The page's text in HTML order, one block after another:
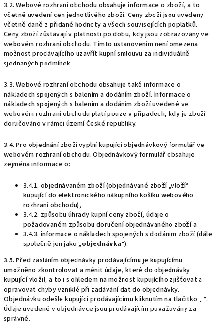
3.2. Webové rozhraní obchodu obsahuje informace o zboží, a to
včetně uvedení cen jednotlivého zboží. Ceny zboží jsou uvedeny
včetně daně z přidané hodnoty a všech souvisejících poplatků.
Ceny zboží zůstávají v platnosti po dobu, kdy jsou zobrazovány ve
webovém rozhraní obchodu. Tímto ustanovením není omezena
možnost prodávajícího uzavřít kupní smlouvu za individuálně
sjednaných podmínek.
3.3. Webové rozhraní obchodu obsahuje také informace o
nákladech spojených s balením a dodáním zboží. Informace o
nákladech spojených s balením a dodáním zboží uvedené ve
webovém rozhraní obchodu platí pouze v případech, kdy je zboží
doručováno v rámci území České republiky.
3.4. Pro objednání zboží vyplní kupující objednávkový formulář ve
webovém rozhraní obchodu. Objednávkový formulář obsahuje
zejména informace o:
3.4.1. objednávaném zboží (objednávané zboží „vloží“
kupující do elektronického nákupního košíku webového
rozhraní obchodu),
3.4.2. způsobu úhrady kupní ceny zboží, údaje o
požadovaném způsobu doručení objednávaného zboží a
3.4.3. informace o nákladech spojených s dodáním zboží (dále
společně jen jako „objednávka“).
3.5. Před zasláním objednávky prodávajícímu je kupujícímu
umožněno zkontrolovat a měnit údaje, které do objednávky
kupující vložil, a to i s ohledem na možnost kupujícího zjišťovat a
opravovat chyby vzniklé při zadávání dat do objednávky.
Objednávku odešle kupující prodávajícímu kliknutím na tlačítko „ “.
Údaje uvedené v objednávce jsou prodávajícím považovány za
správné.